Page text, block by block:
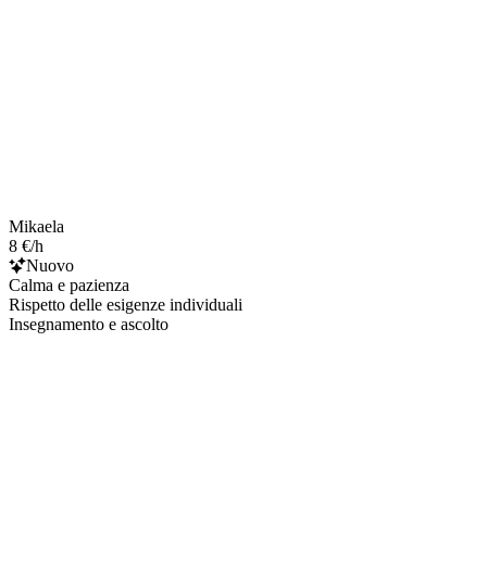
Mikaela
8 €/h
Nuovo
Calma e pazienza
Rispetto delle esigenze individuali
Insegnamento e ascolto